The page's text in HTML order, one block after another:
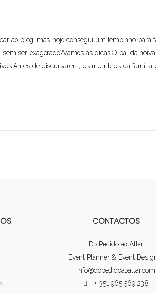
ao blog, mas hoje consegui um tempinho
ser exagerado?Vamos as dicas:O pai da
de discursarem, os membros da
CONTACTOS
Do Pedido ao Altar
Event Planner & Event
info@dopedidoaoaltar.com
+ 351 965 569 238